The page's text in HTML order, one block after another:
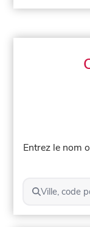
Entrez le nom
Ville, code